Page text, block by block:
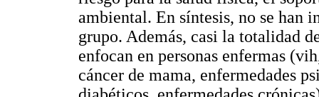
ambiental. En síntesis, no se han
grupo. Además, casi la totalidad
enfocan en personas enfermas
cáncer de mama, enfermedades